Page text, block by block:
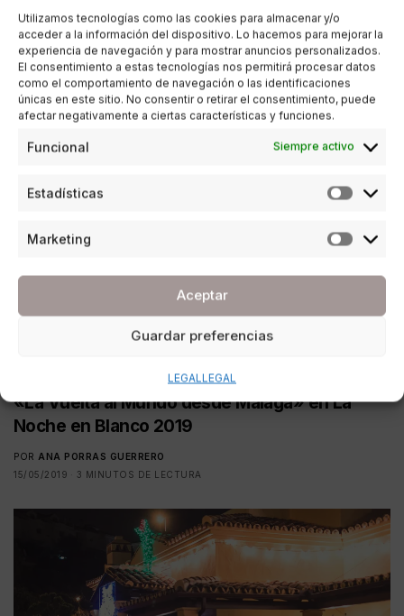
Utilizamos tecnologías como las cookies para almacenar y/o
acceder a la información del dispositivo. Lo hacemos para mejorar la
experiencia de navegación y para mostrar anuncios personalizados.
El consentimiento a estas tecnologías nos permitirá procesar datos
como el comportamiento de navegación o las identificaciones
únicas en este sitio. No consentir o retirar el consentimiento, puede
afectar negativamente a ciertas características y funciones.
Funcional Siempre activo
Estadísticas
Marketing
Aceptar
Guardar preferencias
LEGALLEGAL
«La Vuelta al Mundo desde Málaga» en La
Noche en Blanco 2019
POR ANA PORRAS GUERRERO
15/05/2019
3 MINUTOS DE LECTURA